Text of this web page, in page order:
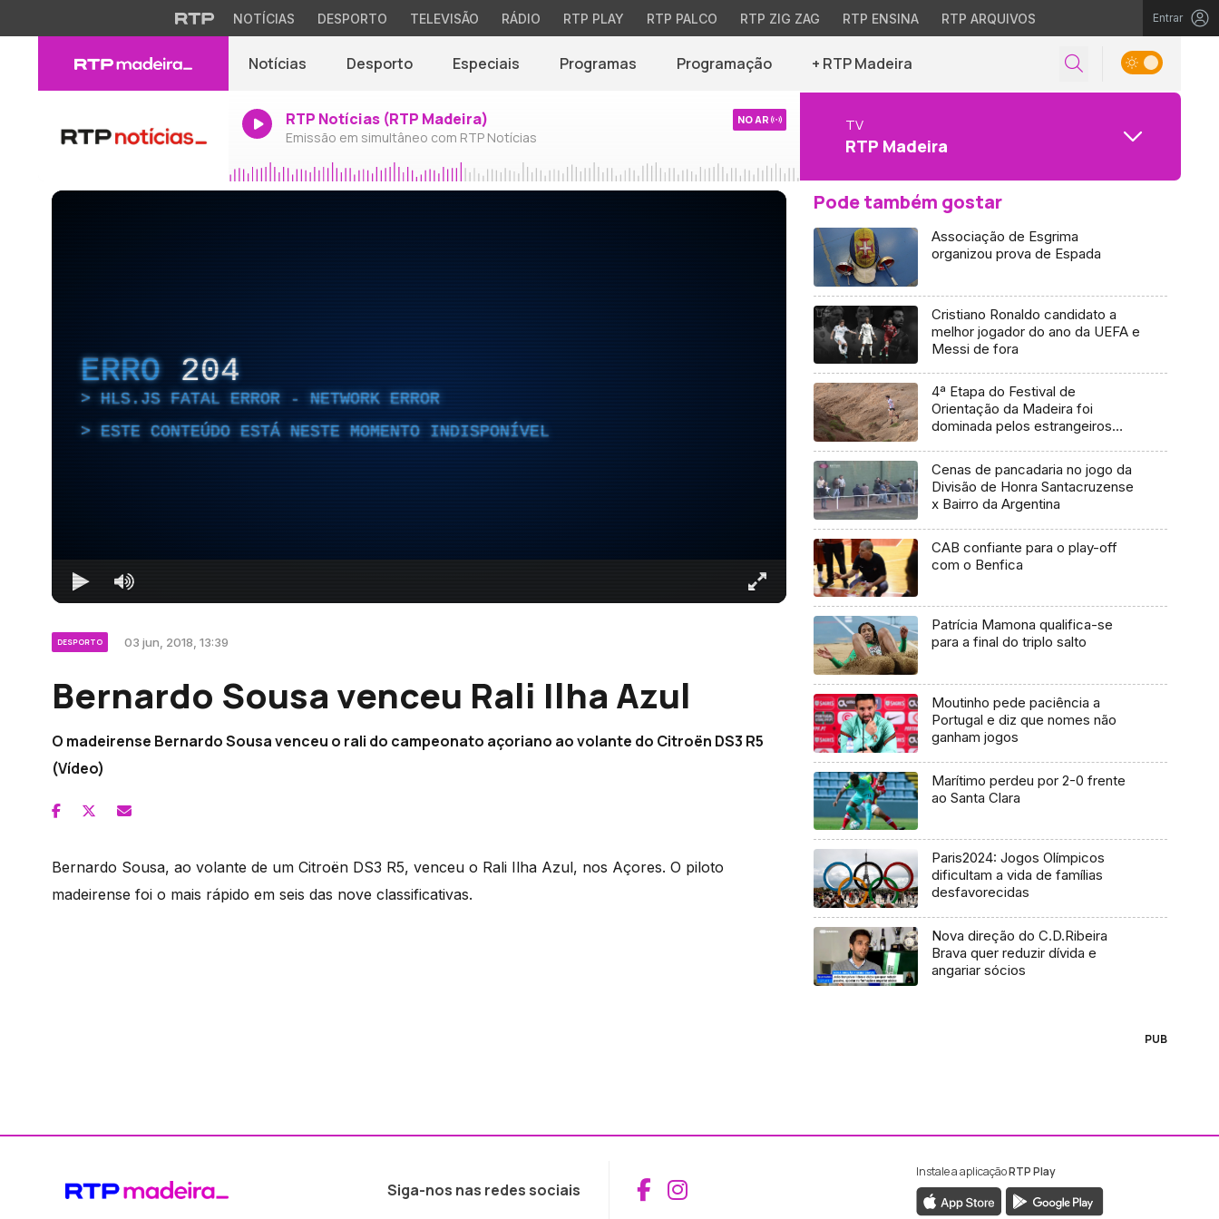
NOTÍCIAS DESPORTO TELEVISÃO RÁDIO RTP PLAY RTP PALCO RTP ZIG ZAG RTP ENSINA RTP ARQUIVOS Entrar
Notícias Desporto Especiais Programas Programação + RTP Madeira
RTP Notícias (RTP Madeira)
Emissão em simultâneo com RTP Notícias
NO AR TV
RTP Madeira
ERRO 204
HLS.JS FATAL ERROR - NETWORK ERROR
ESTE CONTEÚDO ESTÁ NESTE MOMENTO INDISPONÍVEL
DESPORTO 03 jun, 2018, 13:39
Bernardo Sousa venceu Rali Ilha Azul
O madeirense Bernardo Sousa venceu o rali do campeonato açoriano ao volante do Citroën DS3 R5
(Vídeo)
Bernardo Sousa, ao volante de um Citroën DS3 R5, venceu o Rali Ilha Azul, nos Açores. O piloto
madeirense foi o mais rápido em seis das nove classificativas.
Pode também gostar
Associação de Esgrima
organizou prova de Espada
Cristiano Ronaldo candidato a
melhor jogador do ano da UEFA e
Messi de fora
4ª Etapa do Festival de
Orientação da Madeira foi
dominada pelos estrangeiros
Cenas de pancadaria no jogo da
Divisão de Honra Santacruzense
x Bairro da Argentina
CAB confiante para o play-off
com o Benfica
Patrícia Mamona qualifica-se
para a final do triplo salto
Moutinho pede paciência a
Portugal e diz que nomes não
ganham jogos
Marítimo perdeu por 2-0 frente
ao Santa Clara
Paris2024: Jogos Olímpicos
dificultam a vida de famílias
desfavorecidas
Nova direção do C.D.Ribeira
Brava quer reduzir dívida e
angariar sócios
PUB
Siga-nos nas redes sociais Aceder ao Facebook da RTP Madeira
Aceder ao Instagram da RTP Madeira
Instale a aplicaçãoRTP Play